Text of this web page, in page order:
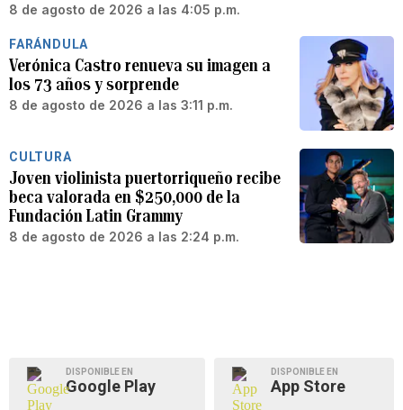
8 de agosto de 2026 a las 4:05 p.m.
FARÁNDULA
Verónica Castro renueva su imagen a
los 73 años y sorprende
8 de agosto de 2026 a las 3:11 p.m.
CULTURA
Joven violinista puertorriqueño recibe
beca valorada en $250,000 de la
Fundación Latin Grammy
8 de agosto de 2026 a las 2:24 p.m.
DISPONIBLE EN
Google Play
DISPONIBLE EN
App Store